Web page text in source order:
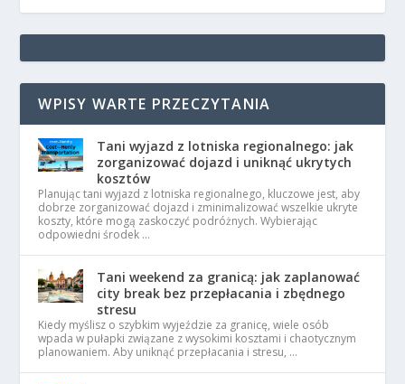
WPISY WARTE PRZECZYTANIA
Tani wyjazd z lotniska regionalnego: jak
zorganizować dojazd i uniknąć ukrytych
kosztów
Planując tani wyjazd z lotniska regionalnego, kluczowe jest, aby
dobrze zorganizować dojazd i zminimalizować wszelkie ukryte
koszty, które mogą zaskoczyć podróżnych. Wybierając
odpowiedni środek …
Tani weekend za granicą: jak zaplanować
city break bez przepłacania i zbędnego
stresu
Kiedy myślisz o szybkim wyjeździe za granicę, wiele osób
wpada w pułapki związane z wysokimi kosztami i chaotycznym
planowaniem. Aby uniknąć przepłacania i stresu, …